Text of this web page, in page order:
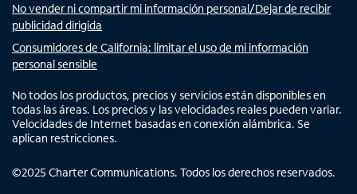
No vender ni compartir mi información personal/Dejar de recibir
publicidad dirigida
Consumidores de California: limitar el uso de mi información
personal sensible
No todos los productos, precios y servicios están disponibles en
todas las áreas. Los precios y las velocidades reales pueden variar.
Velocidades de Internet basadas en conexión alámbrica. Se
aplican restricciones.
©2025 Charter Communications. Todos los derechos reservados.